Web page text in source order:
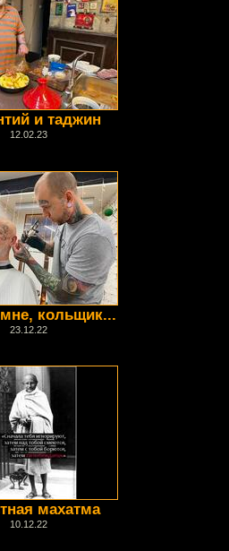
и таджин
12.02.23
кольщик...
23.12.22
махатма
10.12.22